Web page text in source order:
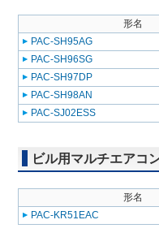
形名
PAC-SH95AG
PAC-SH96SG
PAC-SH97DP
PAC-SH98AN
PAC-SJ02ESS
ビル用マルチエアコ
形名
PAC-KR51EAC